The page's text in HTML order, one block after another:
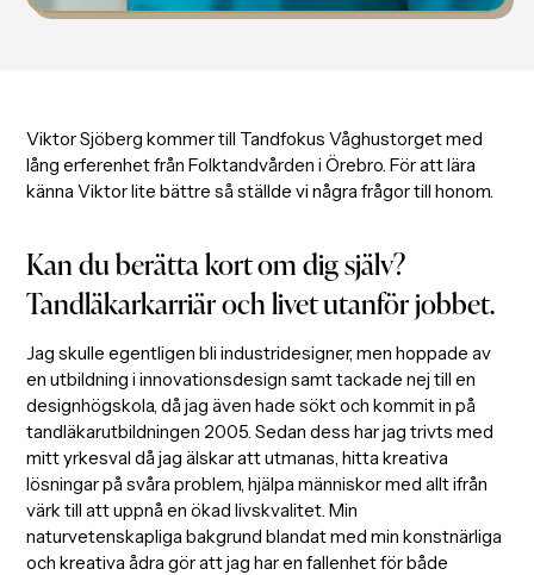
Viktor Sjöberg kommer till Tandfokus Våghustorget med
lång erferenhet från Folktandvården i Örebro. För att lära
känna Viktor lite bättre så ställde vi några frågor till honom.
Kan du berätta kort om dig själv?
Tandläkarkarriär och livet utanför jobbet.
Jag skulle egentligen bli industridesigner, men hoppade av
en utbildning i innovationsdesign samt tackade nej till en
designhögskola, då jag även hade sökt och kommit in på
tandläkarutbildningen 2005. Sedan dess har jag trivts med
mitt yrkesval då jag älskar att utmanas, hitta kreativa
lösningar på svåra problem, hjälpa människor med allt ifrån
värk till att uppnå en ökad livskvalitet. Min
naturvetenskapliga bakgrund blandat med min konstnärliga
och kreativa ådra gör att jag har en fallenhet för både